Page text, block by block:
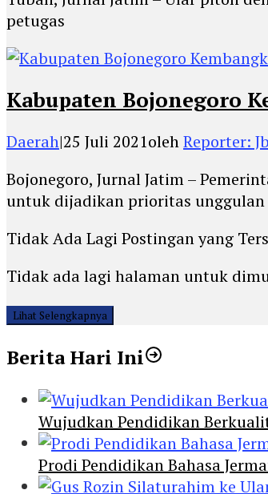
petugas
Kabupaten Bojonegoro
Daerah|25 Juli 2021olehReporter:
Bojonegoro, Jurnal Jatim –
untuk dijadikan prioritas unggulan
Tidak Ada Lagi Postingan yang
Tidak ada lagi halaman untuk
Lihat Selengkapnya
Berita Hari Ini
Wujudkan Pendidikan
Prodi Pendidikan Bahasa